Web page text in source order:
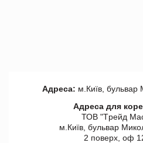
Адреса: м.Київ,
Адреса для
ТОВ "Tрейд
м.Київ, бульвар
2 поверх, оф